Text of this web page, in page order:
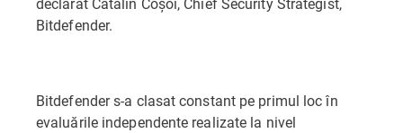
Bitdefender.
Bitdefender s-a clasat constant pe primul loc în
evaluările independente realizate la nivel